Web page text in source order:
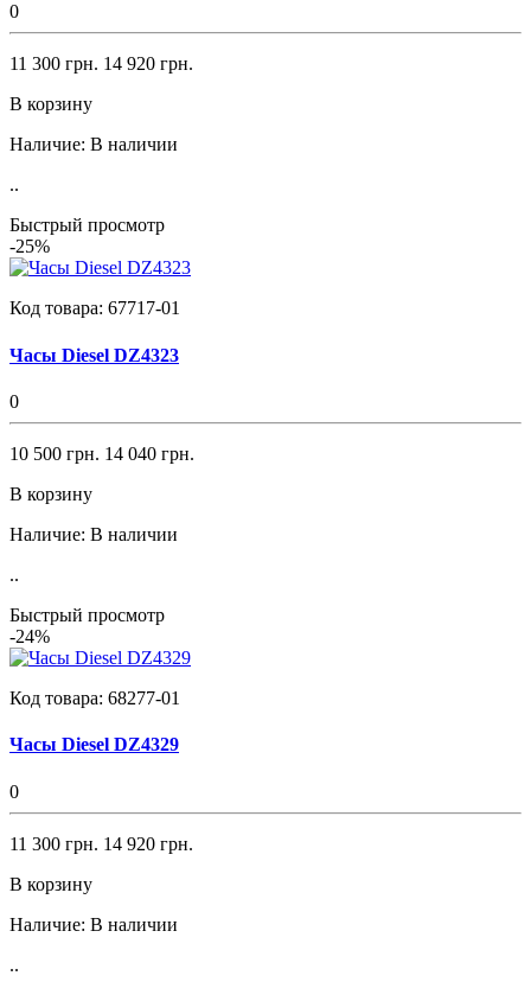
0
11 300 грн. 14 920 грн.
В корзину
Наличие: В наличии
..
Быстрый просмотр
-25%
Код товара: 67717-01
Часы Diesel DZ4323
0
10 500 грн. 14 040 грн.
В корзину
Наличие: В наличии
..
Быстрый просмотр
-24%
Код товара: 68277-01
Часы Diesel DZ4329
0
11 300 грн. 14 920 грн.
В корзину
Наличие: В наличии
..